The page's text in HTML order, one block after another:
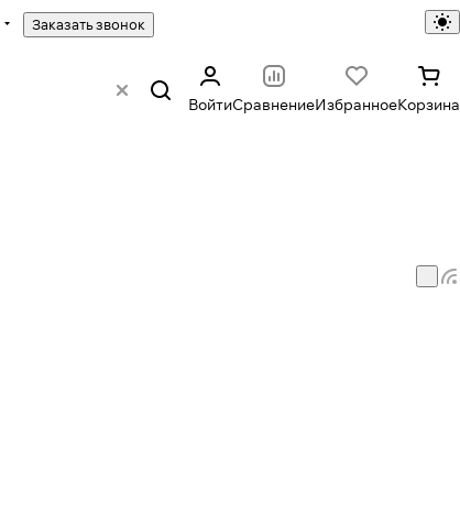
Заказать звонок
ВойтиСравнениеИзбранноеКорзина